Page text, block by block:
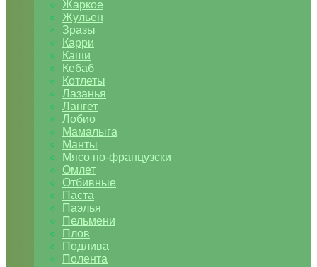
Жаркое
Жульен
Зразы
Карри
Каши
Кебаб
Котлеты
Лазанья
Лангет
Лобио
Мамалыга
Манты
Мясо по-французски
Омлет
Отбивные
Паста
Паэлья
Пельмени
Плов
Подлива
Полента